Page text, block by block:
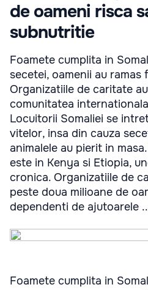
de oameni risca
subnutritie
Foamete cumplita in
secetei, oamenii au ramas
Organizatiile de caritate
comunitatea
Locuitorii Somaliei se
vitelor, insa din cauza
animalele au pierit in
este in Kenya si Etiopia,
cronica. Organizatiile de
peste doua milioane de
dependenti de ajutoarele
Foamete cumplita in